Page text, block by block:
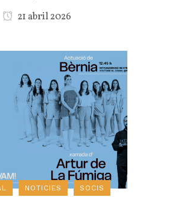
21 abril 2026
NOTICIES SOCIS